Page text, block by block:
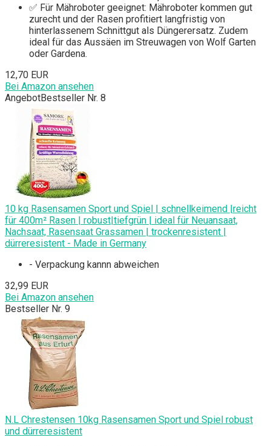
✅ Für Mähroboter geeignet: Mähroboter kommen gut
zurecht und der Rasen profitiert langfristig von
hinterlassenem Schnittgut als Düngerersatz. Zudem
ideal für das Aussäen im Streuwagen von Wolf Garten
oder Gardena.
12,70 EUR
Bei Amazon ansehen
AngebotBestseller Nr. 8
10 kg Rasensamen Sport und Spiel | schnellkeimend |reicht
für 400m² Rasen | robust|tiefgrün | ideal für Neuansaat,
Nachsaat, Rasensaat Grassamen | trockenresistent |
dürreresistent - Made in Germany
- Verpackung kannn abweichen
32,99 EUR
Bei Amazon ansehen
Bestseller Nr. 9
N.L Chrestensen 10kg Rasensamen Sport und Spiel robust
und dürreresistent